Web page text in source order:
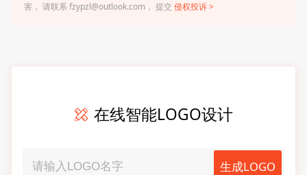
害， 请联系 fzypzl@outlook.com， 提交 侵权投诉 >
在线智能LOGO设计
生成LOGO